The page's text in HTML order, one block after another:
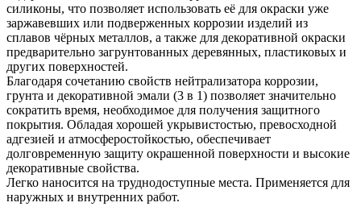
силиконы, что позволяет использовать её для окраски уже
заржавевших или подверженных коррозии изделий из
сплавов чёрных металлов, а также для декоративной окраски
предварительно загрунтованных деревянных, пластиковых и
других поверхностей.
Благодаря сочетанию свойств нейтрализатора коррозии,
грунта и декоративной эмали (3 в 1) позволяет значительно
сократить время, необходимое для получения защитного
покрытия. Обладая хорошей укрывистостью, превосходной
адгезией и атмосферостойкостью, обеспечивает
долговременную защиту окрашенной поверхности и высокие
декоративные свойства.
Легко наносится на труднодоступные места. Применяется для
наружных и внутренних работ.